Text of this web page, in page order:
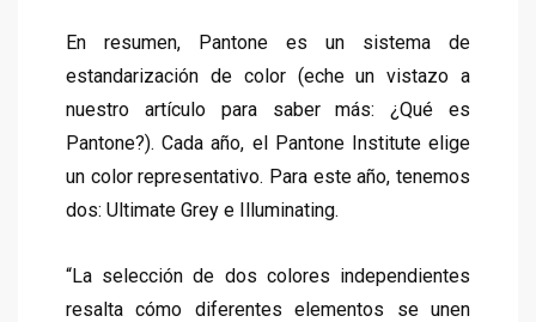
En resumen, Pantone es un sistema de
estandarización de color (eche un vistazo a
nuestro artículo para saber más: ¿Qué es
Pantone?). Cada año, el Pantone Institute elige
un color representativo. Para este año, tenemos
dos: Ultimate Grey e Illuminating.
“La selección de dos colores independientes
resalta cómo diferentes elementos se unen